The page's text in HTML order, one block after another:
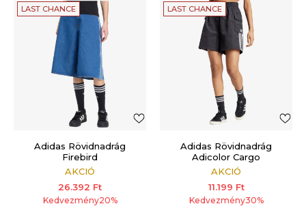
LAST CHANCE
Adidas Rövidnadrág
Firebird
AKCIÓ
26.392 Ft
Kedvezmény20%
LAST CHANCE
Adidas Rövidnadrág
Adicolor Cargo
AKCIÓ
11.199 Ft
Kedvezmény30%